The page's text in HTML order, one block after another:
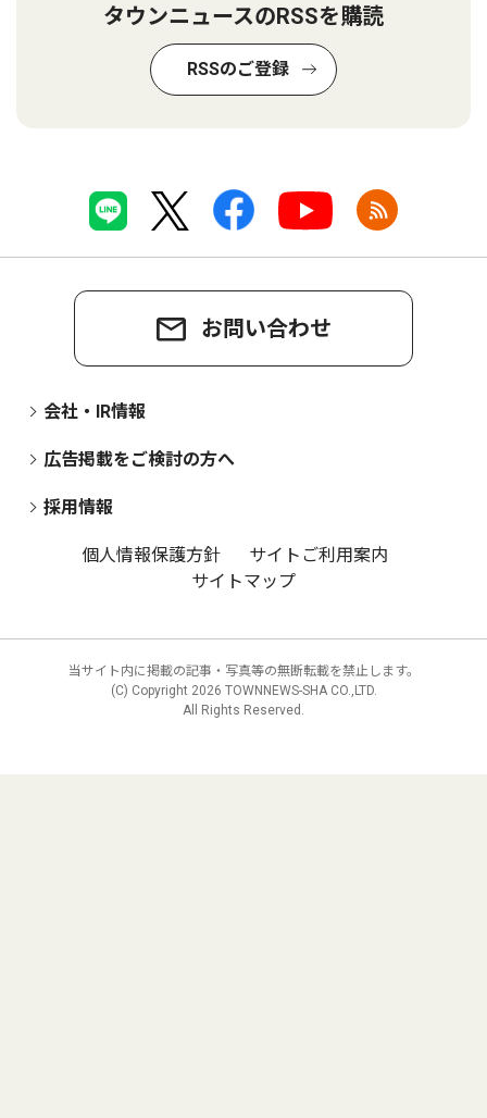
タウンニュースのRSSを購読
RSSのご登録
お問い合わせ
会社・IR情報
広告掲載をご検討の方へ
採用情報
個人情報保護方針
サイトご利用案内
サイトマップ
当サイト内に掲載の記事・写真等の無断転載を禁止します。
(C) Copyright 2026 TOWNNEWS-SHA CO.,LTD.
All Rights Reserved.